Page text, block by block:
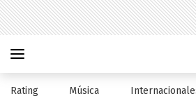
Rating Música